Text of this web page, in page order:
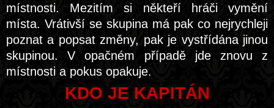
místnosti. Mezitím si někteří hráči vymění
místa. Vrátivší se skupina má pak co nejrychleji
poznat a popsat změny, pak je vystřídána jinou
skupinou. V opačném případě jde znovu z
místnosti a pokus opakuje.
KDO JE KAPITÁN